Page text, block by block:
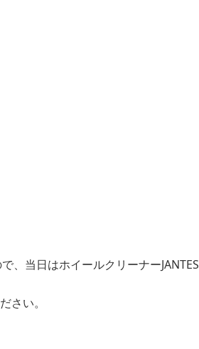
、当日はホイールクリーナーJANTES
さい。